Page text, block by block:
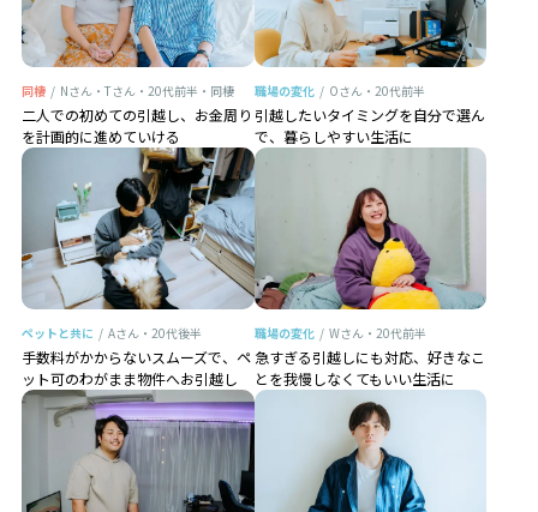
同棲 / Nさん・Tさん・20代前半・同棲
二人での初めての引越し、お金周り
を計画的に進めていける
職場の変化 / Oさん・20代前半
引越したいタイミングを自分で選ん
で、暮らしやすい生活に
ペットと共に / Aさん・20代後半
手数料がかからないスムーズで、ペ
ット可のわがまま物件へお引越し
職場の変化 / Wさん・20代前半
急すぎる引越しにも対応、好きなこ
とを我慢しなくてもいい生活に